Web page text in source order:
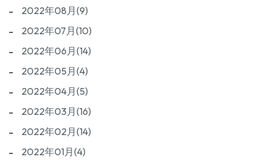
2022年08月(9)
2022年07月(10)
2022年06月(14)
2022年05月(4)
2022年04月(5)
2022年03月(16)
2022年02月(14)
2022年01月(4)